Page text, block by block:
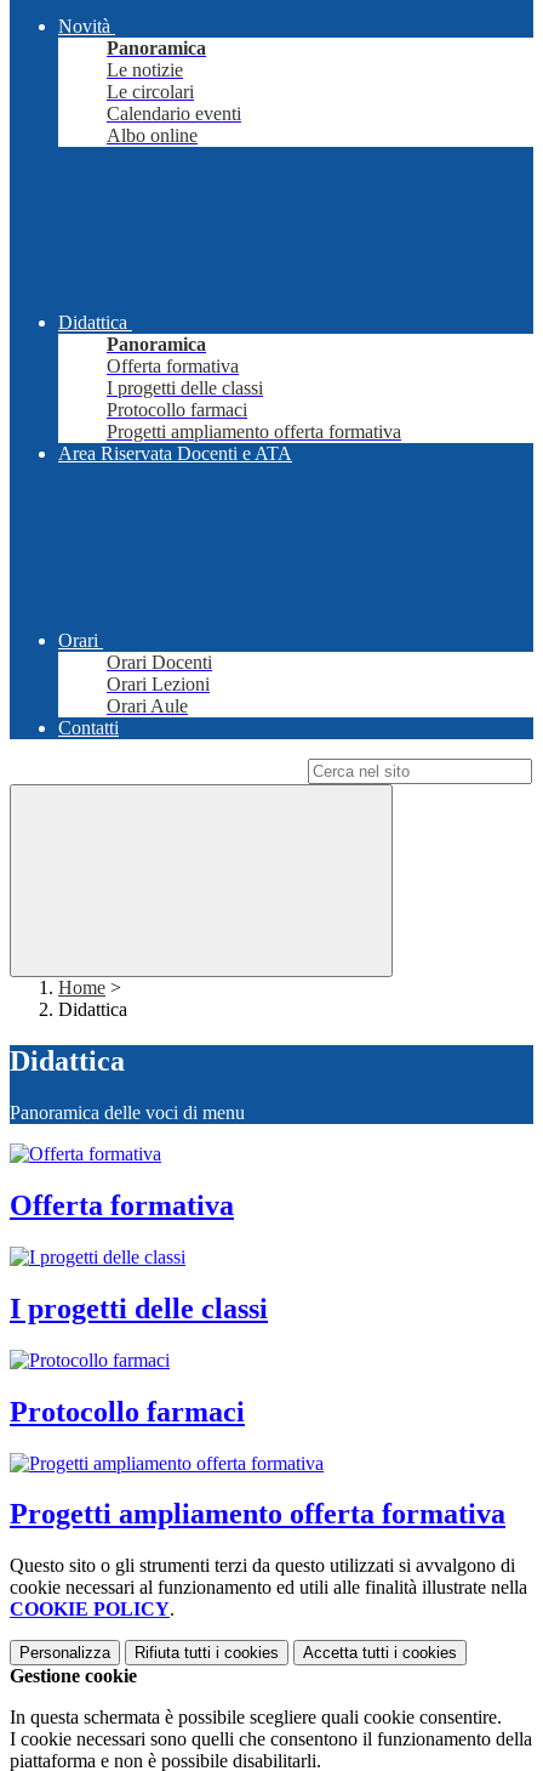
Novità
Panoramica
Le notizie
Le circolari
Calendario eventi
Albo online
Didattica
Panoramica
Offerta formativa
I progetti delle classi
Protocollo farmaci
Progetti ampliamento offerta formativa
Area Riservata Docenti e ATA
Orari
Orari Docenti
Orari Lezioni
Orari Aule
Contatti
Home >
Didattica
Didattica
Panoramica delle voci di menu
Offerta formativa
I progetti delle classi
Protocollo farmaci
Progetti ampliamento offerta formativa
Questo sito o gli strumenti terzi da questo utilizzati si avvalgono di
cookie necessari al funzionamento ed utili alle finalità illustrate nella
COOKIE POLICY.
Personalizza Rifiuta tutti i cookies Accetta tutti i cookies
Gestione cookie
In questa schermata è possibile scegliere quali cookie consentire.
I cookie necessari sono quelli che consentono il funzionamento della
piattaforma e non è possibile disabilitarli.